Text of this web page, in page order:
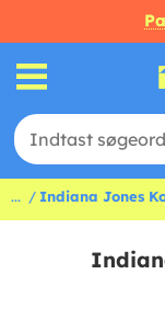
... Indiana Jones